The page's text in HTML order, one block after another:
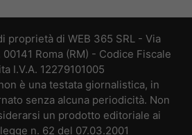
proprietà di WEB 365 SRL - Via
Roma (RM) - Codice Fiscale
I.V.A. 12279101005
è una testata giornalistica, in
senza alcuna periodicità. Non
un prodotto editoriale ai
n. 62 del 07.03.2001